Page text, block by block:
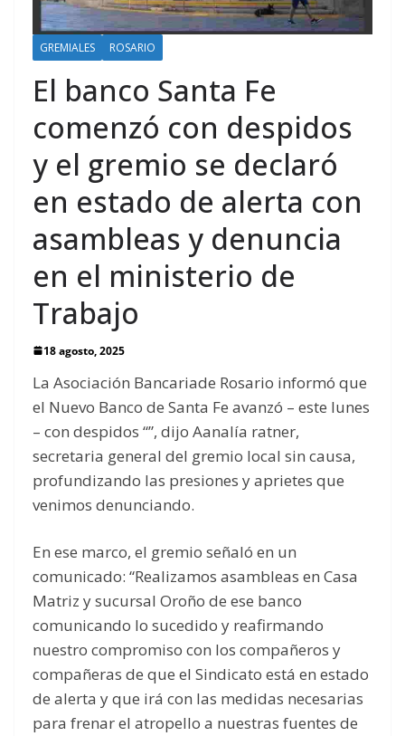
GREMIALES ROSARIO
El banco Santa Fe
comenzó con despidos
y el gremio se declaró
en estado de alerta con
asambleas y denuncia
en el ministerio de
Trabajo
18 agosto, 2025
La Asociación Bancariade Rosario informó que
el Nuevo Banco de Santa Fe avanzó – este lunes
– con despidos “”, dijo Aanalía ratner,
secretaria general del gremio local sin causa,
profundizando las presiones y aprietes que
venimos denunciando.
En ese marco, el gremio señaló en un
comunicado: “Realizamos asambleas en Casa
Matriz y sucursal Oroño de ese banco
comunicando lo sucedido y reafirmando
nuestro compromiso con los compañeros y
compañeras de que el Sindicato está en estado
de alerta y que irá con las medidas necesarias
para frenar el atropello a nuestras fuentes de